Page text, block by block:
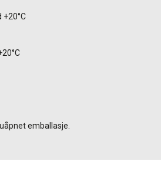
+20°C
emballasje.